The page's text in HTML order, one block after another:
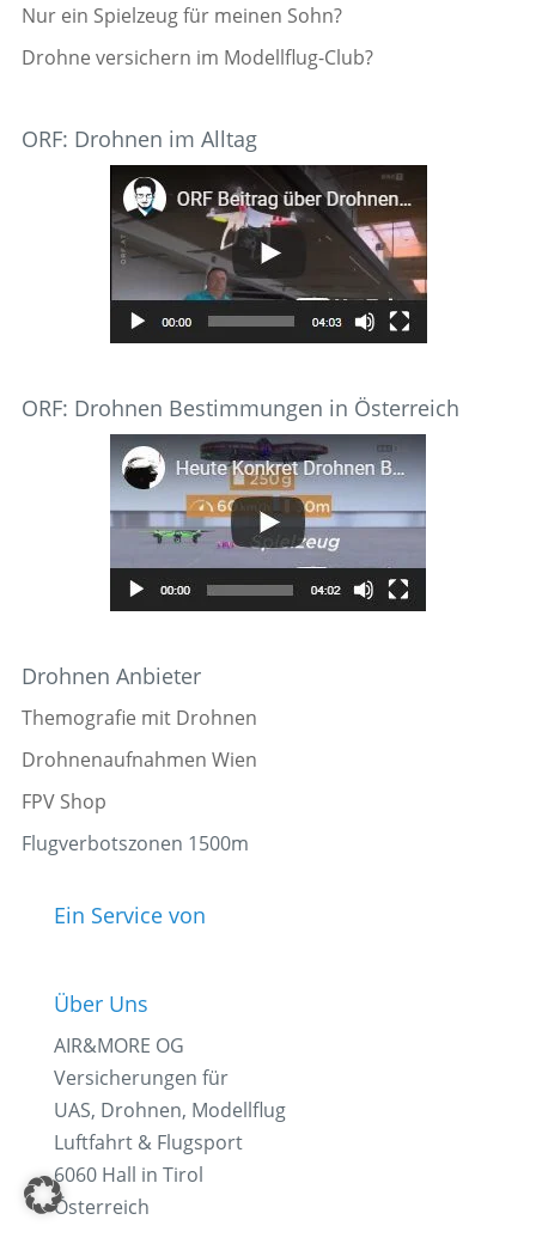
Nur ein Spielzeug für meinen Sohn?
Drohne versichern im Modellflug-Club?
ORF: Drohnen im Alltag
ORF: Drohnen Bestimmungen in Österreich
Drohnen Anbieter
Themografie mit Drohnen
Drohnenaufnahmen Wien
FPV Shop
Flugverbotszonen 1500m
Ein Service von
Über Uns
AIR&MORE OG
Versicherungen für
UAS, Drohnen, Modellflug
Luftfahrt & Flugsport
6060 Hall in Tirol
Österreich